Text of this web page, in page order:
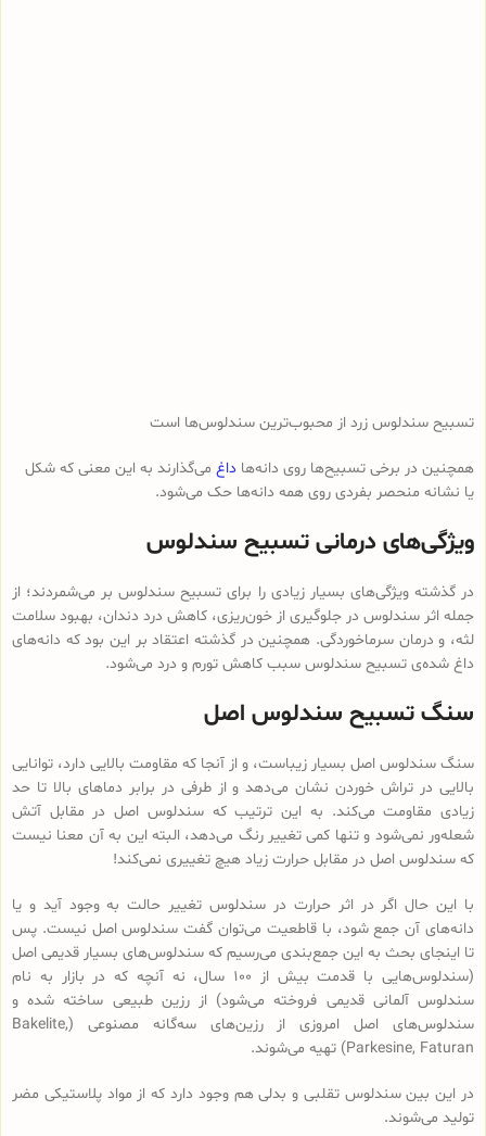
تسبیح سندلوس زرد از محبوب‌ترین سندلوس‌ها است
همچنین در برخی تسبیح‌ها روی دانه‌ها داغ می‌گذارند به این معنی که شکل
یا نشانه منحصر بفردی روی همه دانه‌ها حک می‌شود.
ویژگی‌های درمانی تسبیح سندلوس
در گذشته ویژگی‌های بسیار زیادی را برای تسبیح سندلوس بر می‌شمردند؛ از
جمله اثر سندلوس در جلوگیری از خون‌ریزی، کاهش درد دندان، بهبود سلامت
لثه، و درمان سرماخوردگی. همچنین در گذشته اعتقاد بر این بود که دانه‌های
داغ شده‌ی تسبیح سندلوس سبب کاهش تورم و درد می‌شود.
سنگ تسبیح سندلوس اصل
سنگ سندلوس اصل بسیار زیباست، و از آنجا که مقاومت بالایی دارد، توانایی
بالایی در تراش خوردن نشان می‌دهد و از طرفی در برابر دماهای بالا تا حد
زیادی مقاومت می‌کند. به این ترتیب که سندلوس اصل در مقابل آتش
شعله‌ور نمی‌شود و تنها کمی تغییر رنگ می‌دهد، البته این به آن معنا نیست
که سندلوس اصل در مقابل حرارت زیاد هیچ تغییری نمی‌کند!
با این حال اگر در اثر حرارت در سندلوس تغییر حالت به وجود آید و یا
دانه‌های آن جمع شود، با قاطعیت می‌توان گفت سندلوس اصل نیست. پس
تا اینجای بحث به این جمع‌بندی می‌رسیم که سندلوس‌های بسیار قدیمی اصل
(سندلوس‌هایی با قدمت بیش از 100 سال، نه آنچه که در بازار به نام
سندلوس آلمانی قدیمی فروخته می‌شود) از رزین طبیعی ساخته شده و
سندلوس‌‌های اصل امروزی از رزین‌های سه‌گانه مصنوعی (Bakelite,
Parkesine, Faturan) تهیه می‌شوند.
در این بین سندلوس تقلبی و بدلی هم وجود دارد که از مواد پلاستیکی مضر
تولید می‌شوند.